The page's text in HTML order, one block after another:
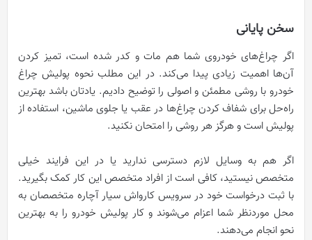
سخن پایانی
اگر چراغ‌های خودروی شما هم مات و کدر شده است، تمیز کردن
آن‌ها اهمیت زیادی پیدا می‌کند. در این مطلب نحوه پولیش چراغ
خودرو با روشی مطمئن و اصولی را توضیح دادیم. یادتان باشد بهترین
راه‌حل برای شفاف کردن چراغ‌ها در عقب یا جلوی ماشین، استفاده از
پولیش است و هرگز هر روشی را امتحان نکنید.
اگر هم به وسایل لازم دسترسی ندارید یا در این فرایند خیلی
متخصص نیستید، کافی است از افراد متخصص این کار کمک بگیرید.
با ثبت درخواست خود در سرویس کارواش سیار آچاره متخصصان به
محل موردنظر شما اعزام می‌شوند و کار پولیش خودرو را به بهترین
نحو انجام می‌دهند.